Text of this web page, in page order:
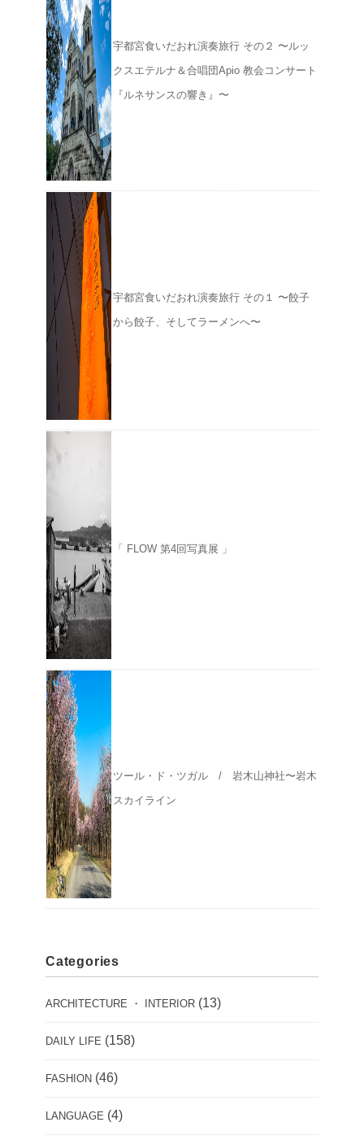
宇都宮食いだおれ演奏旅行 その２ 〜ルッ
クスエテルナ＆合唱団Apio 教会コンサート
『ルネサンスの響き』〜
宇都宮食いだおれ演奏旅行 その１ 〜餃子
から餃子、そしてラーメンへ〜
「 FLOW 第4回写真展 」
ツール・ド・ツガル / 岩木山神社〜岩木
スカイライン
Categories
ARCHITECTURE ・ INTERIOR (13)
DAILY LIFE (158)
FASHION (46)
LANGUAGE (4)